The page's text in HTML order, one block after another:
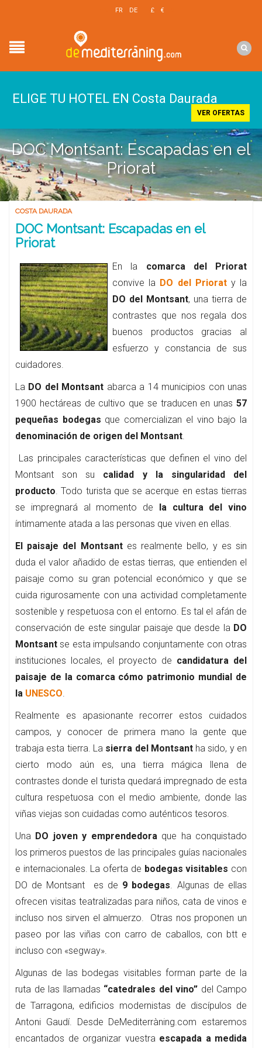
FR DE £ €
ELIGE TU HOTEL EN Costa Daurada
VER OFERTAS
DOC Montsant: Escapadas en el
Priorat
COSTA DAURADA
DOC Montsant: Escapadas en el
Priorat
En la comarca del Priorat
convive la DO del Priorat y la
DO del Montsant, una tierra de
contrastes que nos regala dos
buenos productos gracias al
esfuerzo y constancia de sus
cuidadores.
La DO del Montsant abarca a 14 municipios con unas
1900 hectáreas de cultivo que se traducen en unas 57
pequeñas bodegas que comercializan el vino bajo la
denominación de origen del Montsant.
Las principales características que definen el vino del
Montsant son su calidad y la singularidad del
producto. Todo turista que se acerque en estas tierras
se impregnará al momento de la cultura del vino
íntimamente atada a las personas que viven en ellas.
El paisaje del Montsantes realmente bello, y es sin
duda el valor añadido de estas tierras, que entienden el
paisaje como su gran potencial económico y que se
cuida rigurosamente con una actividad completamente
sostenible y respetuosa con el entorno. Es tal el afán de
conservación de este singular paisaje que desde la DO
Montsant se esta impulsando conjuntamente con otras
instituciones locales, el proyecto de candidatura del
paisaje de la comarca cómo patrimonio mundial de
la UNESCO.
Realmente es apasionante recorrer estos cuidados
campos, y conocer de primera mano la gente que
trabaja esta tierra. La sierra del Montsantha sido, y en
cierto modo aún es, una tierra mágica llena de
contrastes donde el turista quedará impregnado de esta
cultura respetuosa con el medio ambiente, donde las
viñas viejas son cuidadas como auténticos tesoros.
Una DO joven y emprendedoraque ha conquistado
los primeros puestos de las principales guías nacionales
e internacionales. La oferta de bodegas visitables con
DO de Montsant es de 9 bodegas. Algunas de ellas
ofrecen visitas teatralizadas para niños, cata de vinos e
incluso nos sirven el almuerzo. Otras nos proponen un
paseo por las viñas con carro de caballos, con btt e
incluso con «segway».
Algunas de las bodegas visitables forman parte de la
ruta de las llamadas “catedrales del vino” del Campo
de Tarragona, edificios modernistas de discípulos de
Antoni Gaudí. Desde DeMediterràning.com estaremos
encantados de organizar vuestra escapada a medida